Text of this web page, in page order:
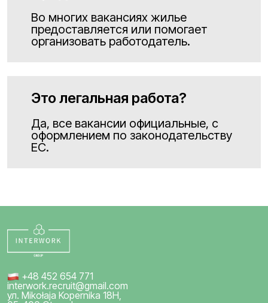
Во многих вакансиях жилье
предоставляется или помогает
организовать работодатель.
Это легальная работа?
Да, все вакансии официальные, с
оформлением по законодательству
ЕС.
+48 452 654 771
interwork.recruit@gmail.com
ул. Mikołaja Kopernika 18H,